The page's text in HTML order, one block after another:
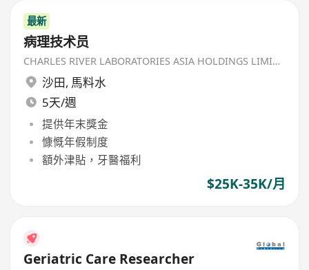
最新
病理技术员
CHARLES RIVER LABORATORIES ASIA HOLDINGS LIMITED
沙田, 馬料水
5天/週
提供年末獎金
慷慨年假制度
額外津貼，牙醫福利
$25K-35K/月
Geriatric Care Researcher